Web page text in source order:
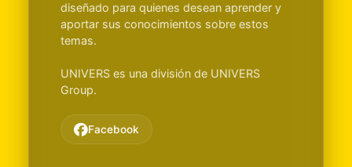
diseñado para quienes desean aprender y
aportar sus conocimientos sobre estos
temas.
UNIVERS es una división de UNIVERS
Group.
Facebook